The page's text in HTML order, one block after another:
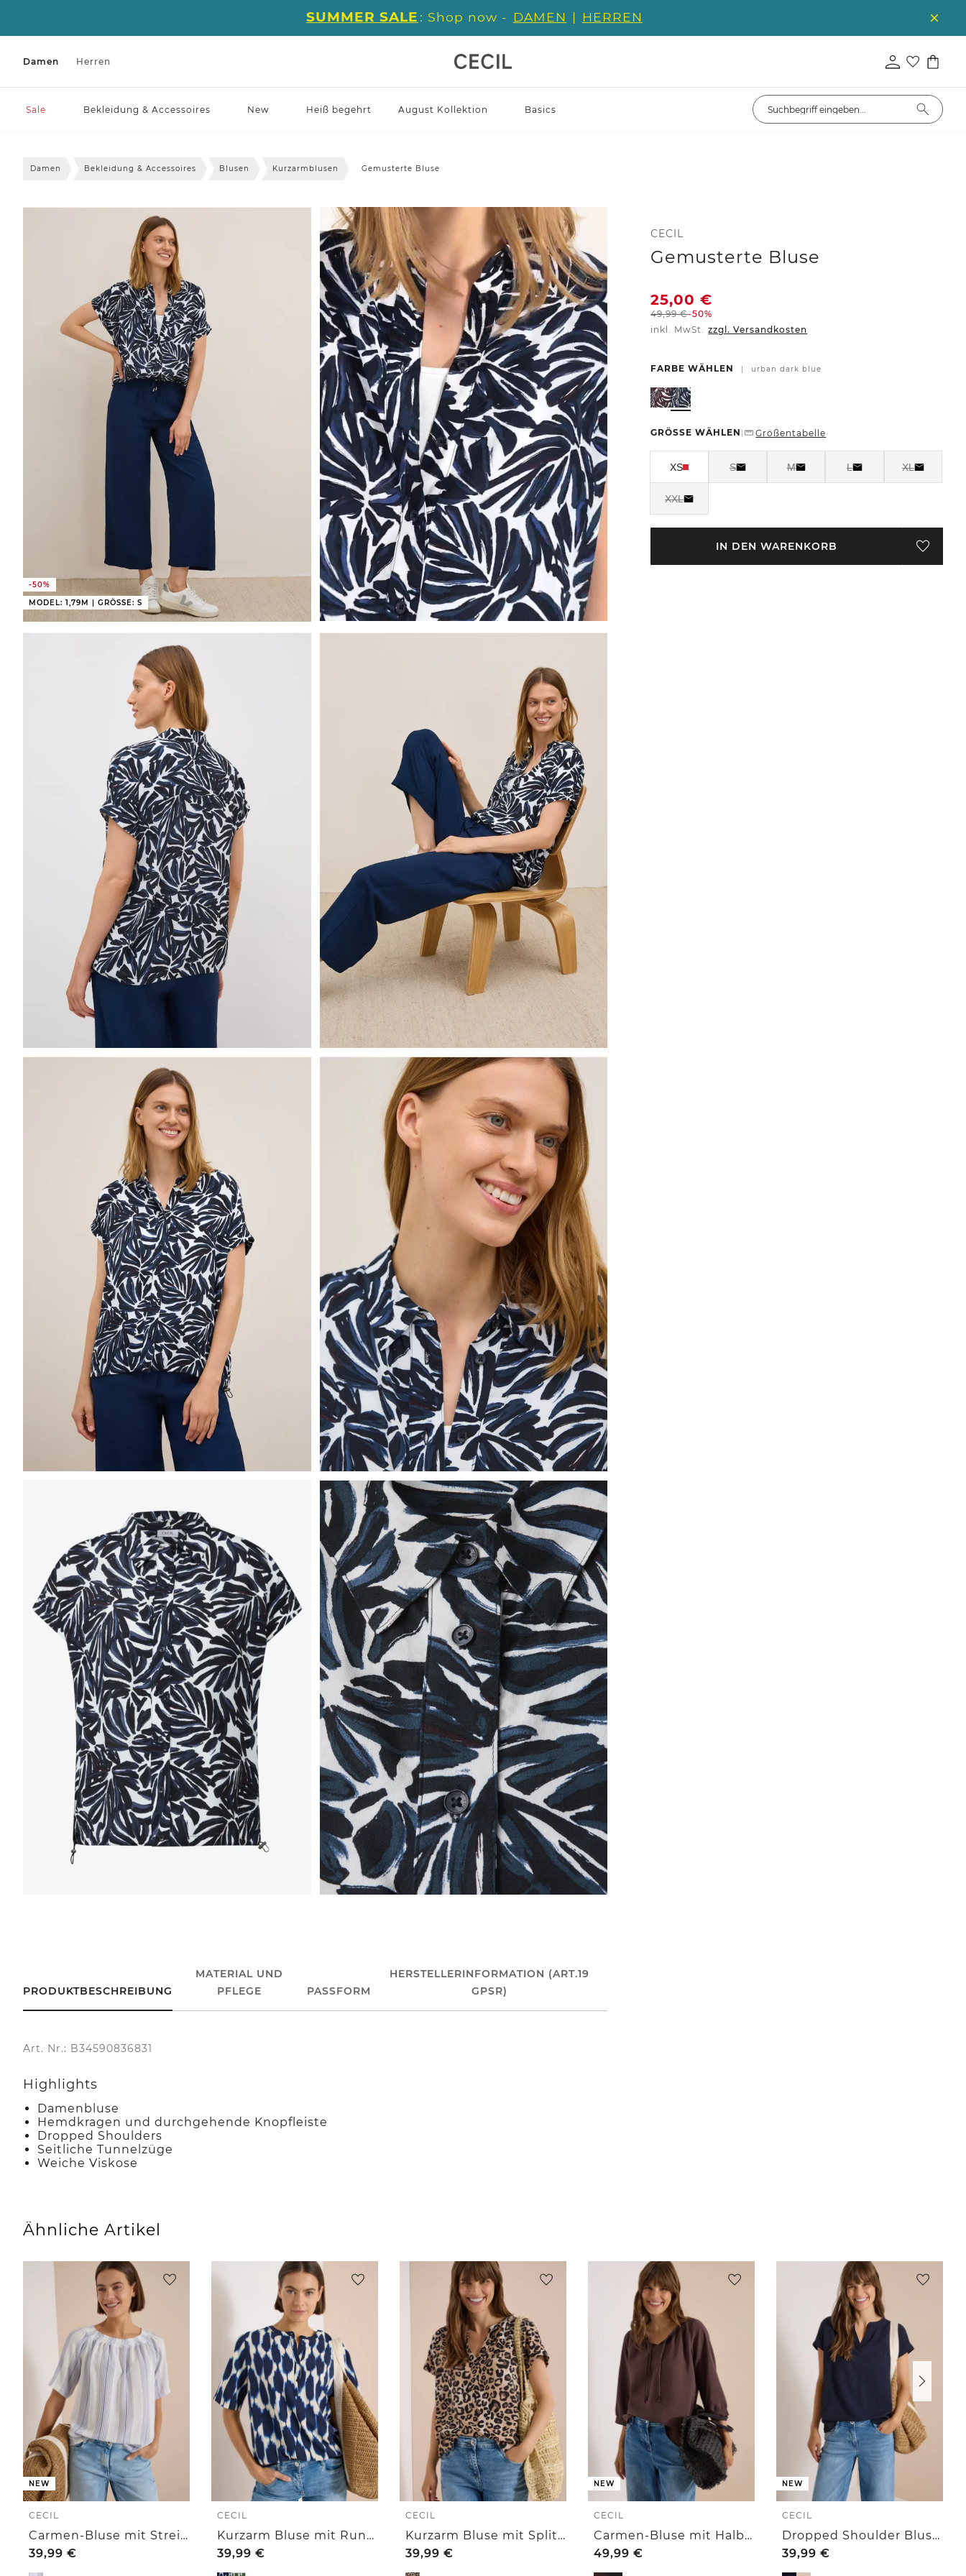
SUMMER SALE : Shop now - DAMEN | HERREN
Damen Herren
Sale Bekleidung & Accessoires New Heiß begehrt August Kollektion Basics
Damen Bekleidung & Accessoires Blusen Kurzarmblusen Gemusterte Bluse
-50%
MODEL: 1,79M | GRÖSSE: S
CECIL
Gemusterte Bluse
25,00€
49,99€-50%
inkl. MwSt. zzgl. Versandkosten
FARBE WÄHLEN | urban dark blue
GRÖSSE WÄHLEN | Größentabelle
XS S M L XL
XXL
IN DEN WARENKORB
PRODUKTBESCHREIBUNG
MATERIAL UND
PFLEGE
PASSFORM
HERSTELLERINFORMATION (ART.19
GPSR)
Art. Nr.: B34590836831
Highlights
Damenbluse
Hemdkragen und durchgehende Knopfleiste
Dropped Shoulders
Seitliche Tunnelzüge
Weiche Viskose
Ähnliche Artikel
NEW
CECIL
Carmen-Bluse mit Streifenmuster
39,99 €
CECIL
Kurzarm Bluse mit Rundhals und Print
39,99 €
CECIL
Kurzarm Bluse mit Split Neck und Leo-Print
39,99 €
NEW
CECIL
Carmen-Bluse mit Halbarm und Bändern
49,99 €
NEW
CECIL
Dropped Shoulder Blusenshirt mit Struktur
39,99 €